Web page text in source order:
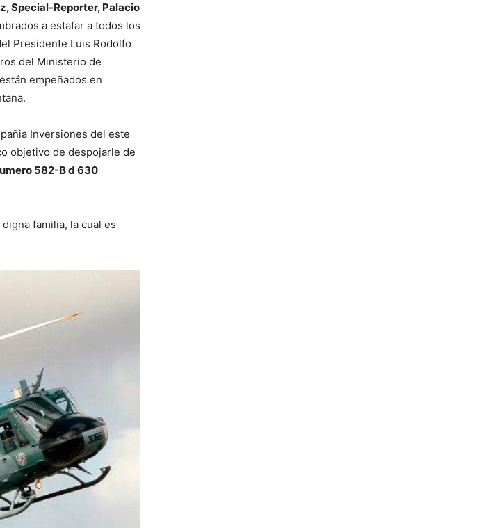
Special-Reporter, Palacio
a estafar a todos los
Presidente Luis Rodolfo
del Ministerio de
empeñados en
Inversiones del este
objetivo de despojarle de
582-B d 630
familia, la cual es